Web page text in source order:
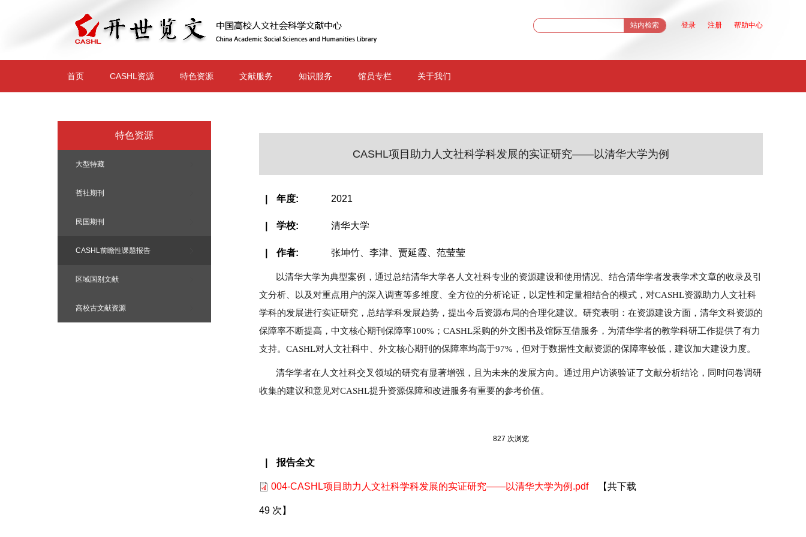
内
登录 注册 帮助中心
站
首页 CASHL资源 特色资源 文献服务 知识服务 馆员专栏 关于我们
特色资源
大型特藏
哲社期刊
民国期刊
CASHL前瞻性课题报告
区域国别文献
高校古文献资源
CASHL项目助力人文社科学科发展的实证研究——以清华大学为例
年度 2021
学校 清华大学
作者 张坤竹、李津、贾延霞、范莹莹
以清华大学为典型案例，通过总结清华大学各人文社科专业的资源建设和使用情况、结合清华学者发表学术文章的收录及引
文分析、以及对重点用户的深入调查等多维度、全方位的分析论证，以定性和定量相结合的模式，对CASHL资源助力人文社科
学科的发展进行实证研究，总结学科发展趋势，提出今后资源布局的合理化建议。研究表明：在资源建设方面，清华文科资源的
保障率不断提高，中文核心期刊保障率100%；CASHL采购的外文图书及馆际互借服务，为清华学者的教学科研工作提供了有力
支持。CASHL对人文社科中、外文核心期刊的保障率均高于97%，但对于数据性文献资源的保障率较低，建议加大建设力度。
清华学者在人文社科交叉领域的研究有显著增强，且为未来的发展方向。通过用户访谈验证了文献分析结论，同时问卷调研
收集的建议和意见对CASHL提升资源保障和改进服务有重要的参考价值。
827 次浏览
报告全文
004-CASHL项目助力人文社科学科发展的实证研究——以清华大学为例.pdf 【共下载
49 次】